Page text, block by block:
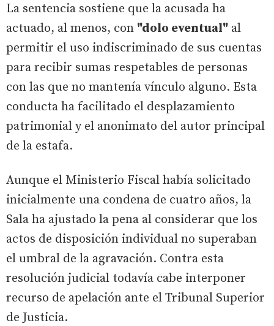
La sentencia sostiene que la acusada ha
actuado, al menos, con "dolo eventual" al
permitir el uso indiscriminado de sus cuentas
para recibir sumas respetables de personas
con las que no mantenía vínculo alguno. Esta
conducta ha facilitado el desplazamiento
patrimonial y el anonimato del autor principal
de la estafa.
Aunque el Ministerio Fiscal había solicitado
inicialmente una condena de cuatro años, la
Sala ha ajustado la pena al considerar que los
actos de disposición individual no superaban
el umbral de la agravación. Contra esta
resolución judicial todavía cabe interponer
recurso de apelación ante el Tribunal Superior
de Justicia.